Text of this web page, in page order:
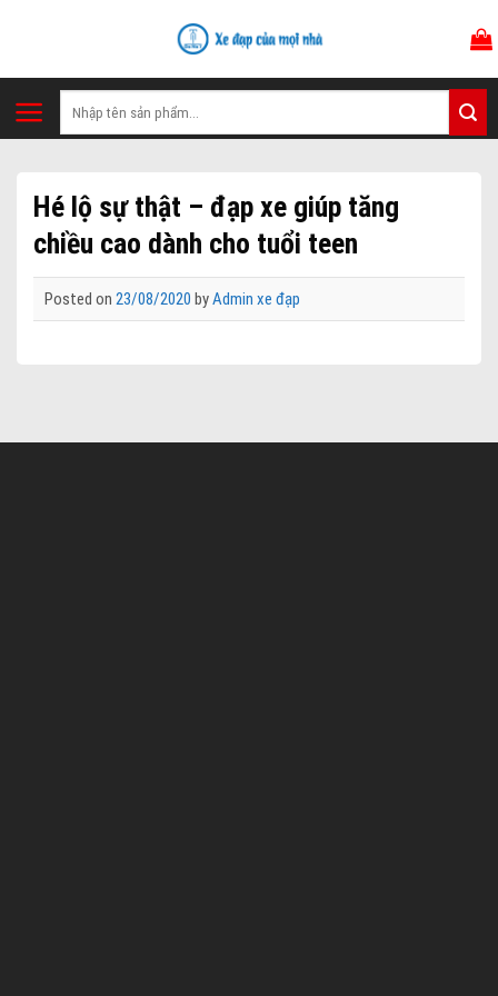
Tìm
kiếm:
Hé lộ sự thật – đạp xe giúp tăng
chiều cao dành cho tuổi teen
Posted on 23/08/2020 byAdmin xe đạp